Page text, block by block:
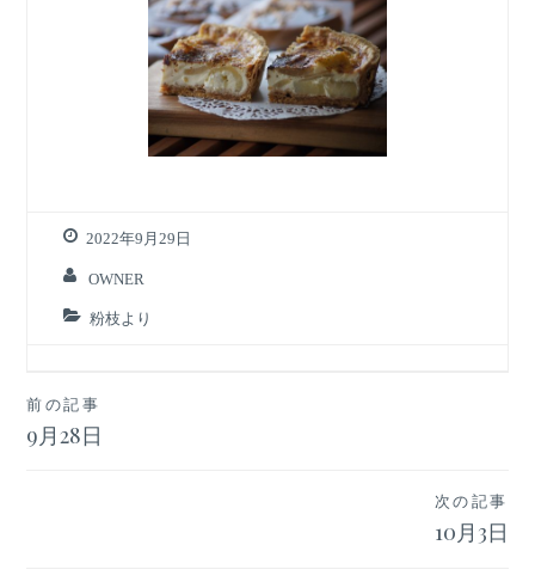
2022年9月29日
OWNER
粉枝より
投
稿
前の記事
9月28日
次の記事
10月3日